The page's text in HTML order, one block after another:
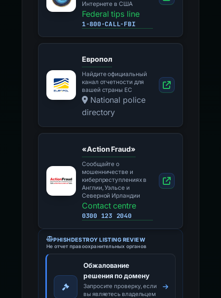
Интернете в США
Federal tips line
1-800-CALL-FBI
Европол
Найдите официальный
канал отчетности для
вашей страны ЕС
National police
directory
«Action Fraud»
Сообщайте о
мошенничестве и
киберпреступлениях в
Англии, Уэльсе и
Северной Ирландии
Contact centre
0300 123 2040
PHISHDESTROY LISTING REVIEW
Не отчет правоохранительных органов
Обжалование
решения по домену
Запросите проверку, если
вы являетесь владельцем